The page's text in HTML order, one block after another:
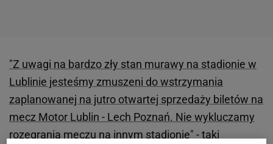
"Z uwagi na bardzo zły stan murawy na stadionie w
Lublinie jesteśmy zmuszeni do wstrzymania
zaplanowanej na jutro otwartej sprzedaży biletów na
mecz Motor Lublin - Lech Poznań. Nie wykluczamy
rozegrania meczu na innym stadionie" - taki